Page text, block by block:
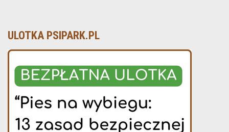
ULOTKA PSIPARK.PL